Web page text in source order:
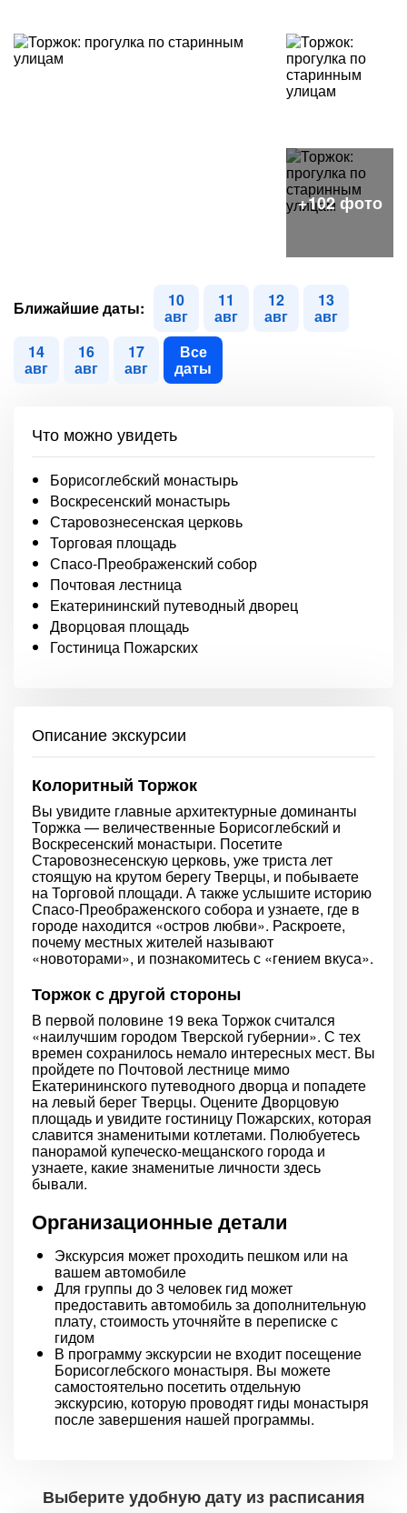
Ближайшие даты: 10
авг
11
авг
12
авг
13
авг
14
авг
16
авг
17
авг
Все
даты
Что можно увидеть
Борисоглебский монастырь
Воскресенский монастырь
Старовознесенская церковь
Торговая площадь
Спасо-Преображенский собор
Почтовая лестница
Екатерининский путеводный дворец
Дворцовая площадь
Гостиница Пожарских
Описание экскурсии
Колоритный Торжок
Вы увидите главные архитектурные доминанты
Торжка — величественные Борисоглебский и
Воскресенский монастыри. Посетите
Старовознесенскую церковь, уже триста лет
стоящую на крутом берегу Тверцы, и побываете
на Торговой площади. А также услышите историю
Спасо-Преображенского собора и узнаете, где в
городе находится «остров любви». Раскроете,
почему местных жителей называют
«новоторами», и познакомитесь с «гением вкуса».
Торжок с другой стороны
В первой половине 19 века Торжок считался
«наилучшим городом Тверской губернии». С тех
времен сохранилось немало интересных мест. Вы
пройдете по Почтовой лестнице мимо
Екатерининского путеводного дворца и попадете
на левый берег Тверцы. Оцените Дворцовую
площадь и увидите гостиницу Пожарских, которая
славится знаменитыми котлетами. Полюбуетесь
панорамой купеческо-мещанского города и
узнаете, какие знаменитые личности здесь
бывали.
Организационные детали
Экскурсия может проходить пешком или на
вашем автомобиле
Для группы до 3 человек гид может
предоставить автомобиль за дополнительную
плату, стоимость уточняйте в переписке с
гидом
В программу экскурсии не входит посещение
Борисоглебского монастыря. Вы можете
самостоятельно посетить отдельную
экскурсию, которую проводят гиды монастыря
после завершения нашей программы.
Выберите удобную дату из расписания